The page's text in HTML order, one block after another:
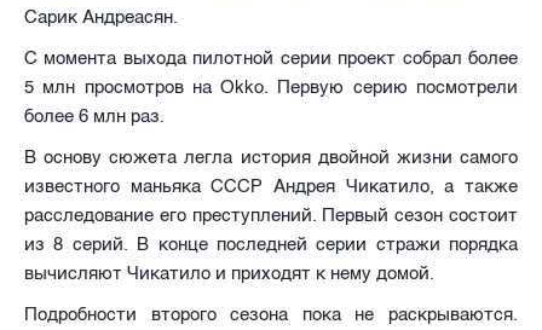
Сарик Андреасян.
С момента выхода пилотной серии проект собрал более
5 млн просмотров на Okko. Первую серию посмотрели
более 6 млн раз.
В основу сюжета легла история двойной жизни самого
известного маньяка СССР Андрея Чикатило, а также
расследование его преступлений. Первый сезон состоит
из 8 серий. В конце последней серии стражи порядка
вычисляют Чикатило и приходят к нему домой.
Подробности второго сезона пока не раскрываются.